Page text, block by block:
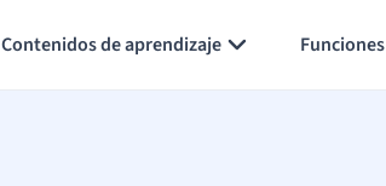
Contenidos de aprendizaje Funciones